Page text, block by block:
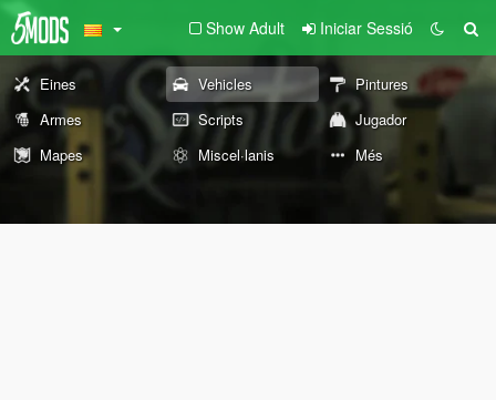
Show Adult Iniciar Sessió
Eines Vehicles
Pintures
Armes
Scripts
Jugador
Mapes
Miscel·lanis Més